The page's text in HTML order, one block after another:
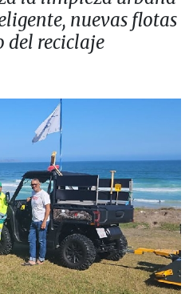
nuevas flotas
del reciclaje